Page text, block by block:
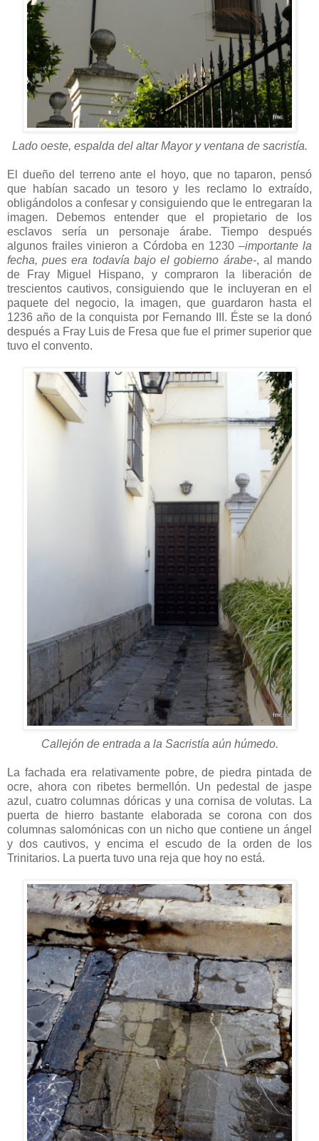
Lado oeste, espalda del altar Mayor y ventana de sacristía.
El dueño del terreno ante el hoyo, que no taparon, pensó
que habían sacado un tesoro y les reclamo lo extraído,
obligándolos a confesar y consiguiendo que le entregaran la
imagen. Debemos entender que el propietario de los
esclavos sería un personaje árabe. Tiempo después
algunos frailes vinieron a Córdoba en 1230–importante la
fecha, pues era todavía bajo el gobierno árabe-, al mando
de Fray Miguel Hispano, y compraron la liberación de
trescientos cautivos, consiguiendo que le incluyeran en el
paquete del negocio, la imagen, que guardaron hasta el
1236 año de la conquista por Fernando III. Éste se la donó
después a Fray Luis de Fresa que fue el primer superior que
tuvo el convento.
Callejón de entrada a la Sacristía aún húmedo.
La fachada era relativamente pobre, de piedra pintada de
ocre, ahora con ribetes bermellón. Un pedestal de jaspe
azul, cuatro columnas dóricas y una cornisa de volutas. La
puerta de hierro bastante elaborada se corona con dos
columnas salomónicas con un nicho que contiene un ángel
y dos cautivos, y encima el escudo de la orden de los
Trinitarios. La puerta tuvo una reja que hoy no está.